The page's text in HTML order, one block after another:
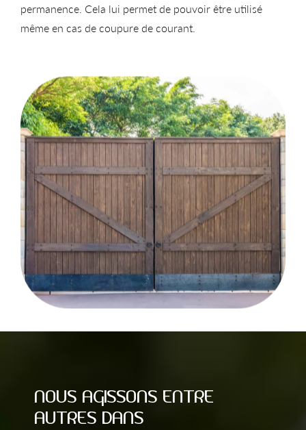
permanence. Cela lui permet de pouvoir être utilisé
même en cas de coupure de courant.
NOUS AGISSONS ENTRE
AUTRES DANS